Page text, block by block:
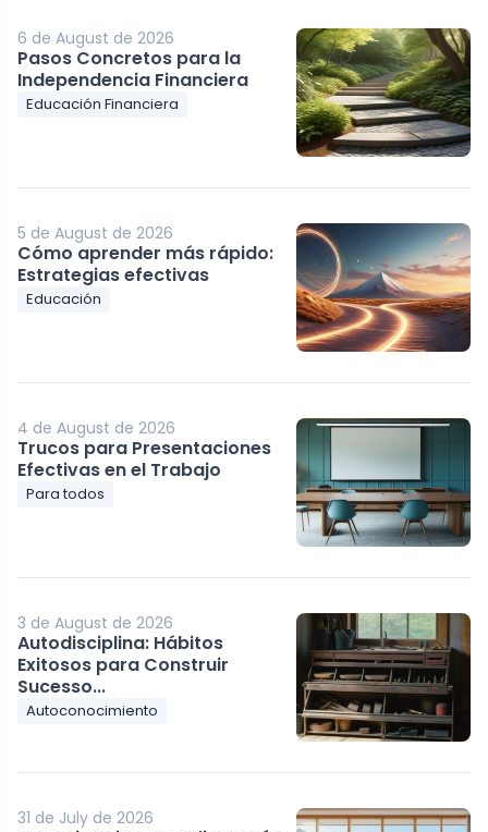
6 de August de 2026
Pasos Concretos para la
Independencia Financiera
Educación Financiera
5 de August de 2026
Cómo aprender más rápido:
Estrategias efectivas
Educación
4 de August de 2026
Trucos para Presentaciones
Efectivas en el Trabajo
Para todos
3 de August de 2026
Autodisciplina: Hábitos
Exitosos para Construir
Sucesso...
Autoconocimiento
31 de July de 2026